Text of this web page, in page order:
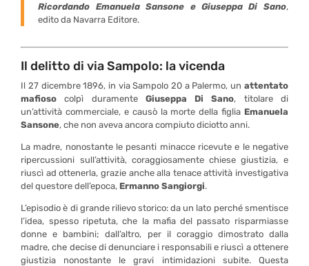
Ricordando Emanuela Sansone e Giuseppa Di Sano,
edito da Navarra Editore.
Il delitto di via Sampolo: la vicenda
Il 27 dicembre 1896, in via Sampolo 20 a Palermo, un attentato
mafioso colpì duramente Giuseppa Di Sano, titolare di
un’attività commerciale, e causò la morte della figlia Emanuela
Sansone, che non aveva ancora compiuto diciotto anni.
La madre, nonostante le pesanti minacce ricevute e le negative
ripercussioni sull’attività, coraggiosamente chiese giustizia, e
riuscì ad ottenerla, grazie anche alla tenace attività investigativa
del questore dell’epoca, Ermanno Sangiorgi.
L’episodio è di grande rilievo storico: da un lato perché smentisce
l’idea, spesso ripetuta, che la mafia del passato risparmiasse
donne e bambini; dall’altro, per il coraggio dimostrato dalla
madre, che decise di denunciare i responsabili e riuscì a ottenere
giustizia nonostante le gravi intimidazioni subite. Questa